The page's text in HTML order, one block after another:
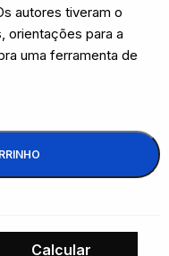
autores tiveram o
orientações para a
uma ferramenta de